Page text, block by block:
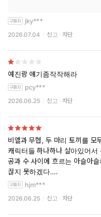
jky***
2026.07.04 신고 차단
예진랑 얘기좀작작해라
pcy***
2026.06.25 신고 차단
비엘과 무협, 두 마리 토끼를 모
캐릭터들 하나하나 살아있어서
공과 수 사이에 흐르는 아슬아
끊지 못하겠다.
아래 약스포
hjm***
2026.06.25 신고 차단